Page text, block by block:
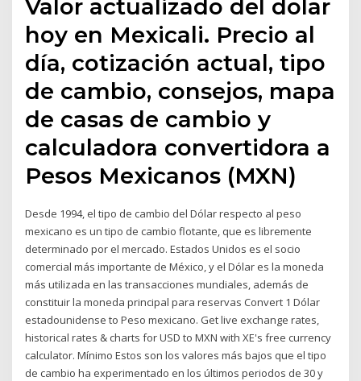
Valor actualizado del dolar
hoy en Mexicali. Precio al
día, cotización actual, tipo
de cambio, consejos, mapa
de casas de cambio y
calculadora convertidora a
Pesos Mexicanos (MXN)
Desde 1994, el tipo de cambio del Dólar respecto al peso
mexicano es un tipo de cambio flotante, que es libremente
determinado por el mercado. Estados Unidos es el socio
comercial más importante de México, y el Dólar es la moneda
más utilizada en las transacciones mundiales, además de
constituir la moneda principal para reservas Convert 1 Dólar
estadounidense to Peso mexicano. Get live exchange rates,
historical rates & charts for USD to MXN with XE's free currency
calculator. Mínimo Estos son los valores más bajos que el tipo
de cambio ha experimentado en los últimos periodos de 30 y